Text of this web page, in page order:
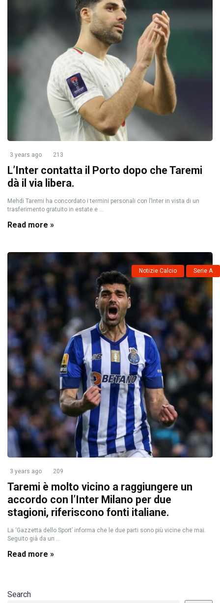
3 years ago 213
L’Inter contatta il Porto dopo che Taremi
dà il via libera.
Mehdi Taremi ha concordato i termini personali con l’Inter in vista di un
trasferimento gratuito in estate e ...
Read more »
Notizie Calcio Serie A
3 years ago 209
Taremi è molto vicino a raggiungere un
accordo con l’Inter Milano per due
stagioni, riferiscono fonti italiane.
La ‘Gazzetta dello Sport’ informa che le due parti sono più vicine che mai.
Seguito già da un ...
Read more »
Search